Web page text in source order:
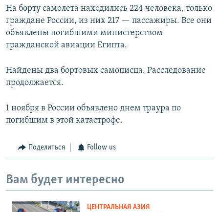
На борту самолета находились 224 человека, только
граждане России, из них 217 — пассажиры. Все они
объявлены погибшими министерством
гражданской авиации Египта.
Найдены два бортовых самописца. Расследование
продолжается.
1 ноября в России объявлено днем траура по
погибшим в этой катастрофе.
Поделиться Follow us
Вам будет интересно
ЦЕНТРАЛЬНАЯ АЗИЯ